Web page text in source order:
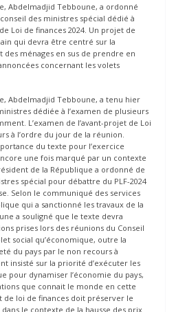
Abdelmadjid Tebboune, a ordonné
des ministres spécial dédié à
Loi de finances 2024. Un projet de
qui devra être centré sur la
des ménages en sus de prendre en
concernant les volets
Abdelmadjid Tebboune, a tenu hier
dédiée à l’examen de plusieurs
L’examen de l’avant-projet de Loi
à l’ordre du jour de la réunion.
du texte pour l’exercice
une fois marqué par un contexte
de la République a ordonné de
spécial pour débattre du PLF-2024
Selon le communiqué des services
qui a sanctionné les travaux de la
a souligné que le texte devra
prises lors des réunions du Conseil
social qu’économique, outre la
du pays par le non recours à
insisté sur la priorité d’exécuter les
pour dynamiser l’économie du pays,
que connait le monde en cette
de loi de finances doit préserver le
le contexte de la hausse des prix